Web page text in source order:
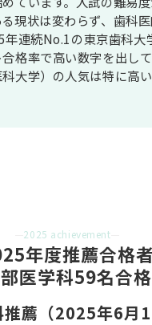
現状は変わらず、歯科
年連続No.1の東京歯科大
格率で高い数字を出し
大学）の人気は特に高
2025 achievement
年度推薦合格者
医学科59名合格
薦（2025年6月